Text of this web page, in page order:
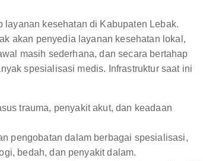
kesehatan di Kabupaten Lebak.
akan penyedia layanan kesehatan lokal,
masih sederhana, dan secara bertahap
spesialisasi medis. Infrastruktur saat ini
trauma, penyakit akut, dan keadaan
pengobatan dalam berbagai spesialisasi,
bedah, dan penyakit dalam.